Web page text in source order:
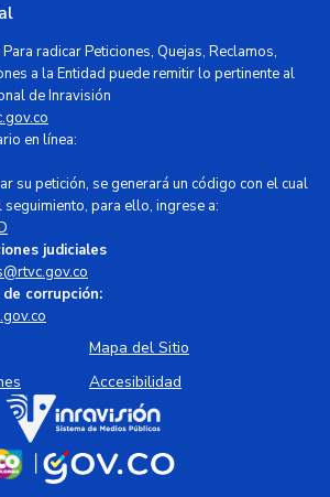
Para radicar Peticiones, Quejas, Reclamos,
a la Entidad puede remitir lo pertinente al
de Inravisión
en línea:
su petición, se generará un código con el cual
para ello, ingrese a:
judiciales
corrupción:
Mapa del Sitio
Accesibilidad